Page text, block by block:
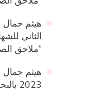
هيثم جمال
الثاني
“ملاحق الصف
هيثم جمال
2023 بالبحث برقم الجلوس الترم الثاني